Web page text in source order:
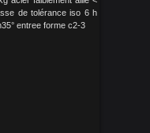
de tolérance iso 6 h
entree forme c2-3